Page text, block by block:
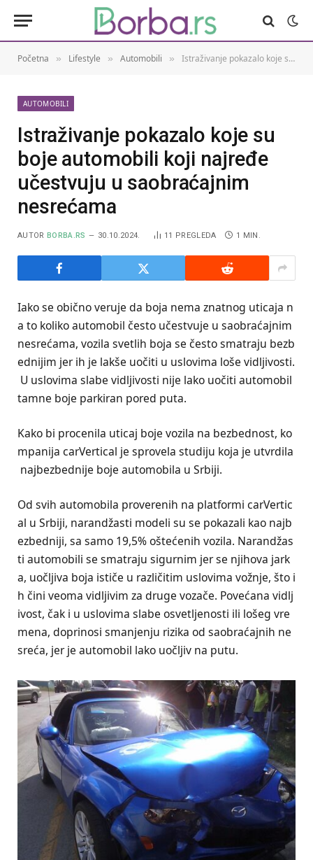
Početna » Lifestyle » Automobili » Istraživanje pokazalo koje su boje automobili koji najređe učestvuju u saobraćajnim nesrećama
AUTOMOBILI
Istraživanje pokazalo koje su
boje automobili koji najređe
učestvuju u saobraćajnim
nesrećama
AUTOR BORBA.RS 30.10.2024. 11 PREGLEDA 1 MIN.
Iako se obično veruje da boja nema znatnog uticaja n
a to koliko automobil često učestvuje u saobraćajnim
nesrećama, vozila svetlih boja se često smatraju bezb
ednijim jer ih je lakše uočiti u uslovima loše vidljivosti.
U uslovima slabe vidljivosti nije lako uočiti automobil
tamne boje parkiran pored puta.
Kako bi procenila uticaj boje vozila na bezbednost, ko
mpanija carVertical je sprovela studiju koja je utvrdila
najbezbednije boje automobila u Srbiji.
Od svih automobila proverenih na platformi carVertic
al u Srbiji, narandžasti modeli su se pokazali kao najb
ezbedniji, sa samo 19,5% oštećenih vozila. Narandžas
ti automobili se smatraju sigurnim jer se njihova jark
a, uočljiva boja ističe u različitim uslovima vožnje, što i
h čini veoma vidljivim za druge vozače. Povećana vidlj
ivost, čak i u uslovima slabe osvetljenosti ili lošeg vre
mena, doprinosi smanjenju rizika od saobraćajnih ne
sreća, jer je automobil lako uočljiv na putu.